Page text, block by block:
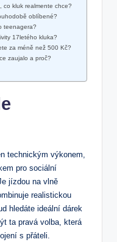
co kluk realmente chce?
oblíbené?
teenagera?
17letého kluka?
za méně než 500 Kč?
zaujalo a proč?
technickým výkonem,
pro sociální
jízdou na vlně
realistickou
hledáte ideální dárek
ta pravá volba, která
s přáteli.